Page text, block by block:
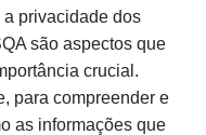
privacidade dos
são aspectos que
crucial.
para compreender e
as informações que